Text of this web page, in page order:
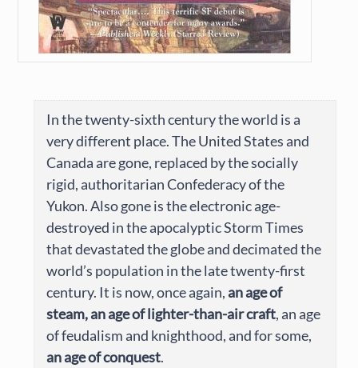
In the twenty-sixth century the world is a
very different place. The United States and
Canada are gone, replaced by the socially
rigid, authoritarian Confederacy of the
Yukon. Also gone is the electronic age-
destroyed in the apocalyptic Storm Times
that devastated the globe and decimated the
world’s population in the late twenty-first
century. It is now, once again, an age of
steam, an age of lighter-than-air craft, an age
of feudalism and knighthood, and for some,
an age of conquest.